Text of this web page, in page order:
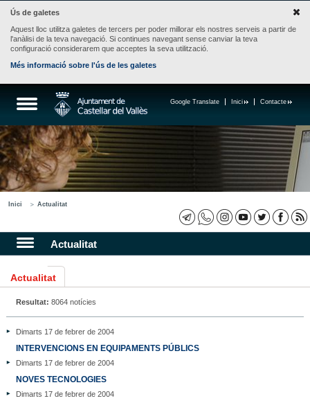
Ús de galetes
Aquest lloc utilitza galetes de tercers per poder millorar els nostres serveis a partir de
l'anàlisi de la teva navegació. Si continues navegant sense canviar la teva
configuració considerarem que acceptes la seva utilització.
Més informació sobre l'ús de les galetes
Contacte
Inici
Google Translate
Inici Actualitat
Actualitat
Actualitat
Resultat: 8064 notícies
Dimarts 17 de febrer de 2004
INTERVENCIONS EN EQUIPAMENTS PÚBLICS
Dimarts 17 de febrer de 2004
NOVES TECNOLOGIES
Dimarts 17 de febrer de 2004